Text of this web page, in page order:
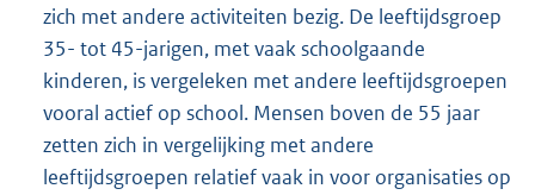
zich met andere activiteiten bezig. De leeftijdsgroep
35- tot 45-jarigen, met vaak schoolgaande
kinderen, is vergeleken met andere leeftijdsgroepen
vooral actief op school. Mensen boven de 55 jaar
zetten zich in vergelijking met andere
leeftijdsgroepen relatief vaak in voor organisaties op